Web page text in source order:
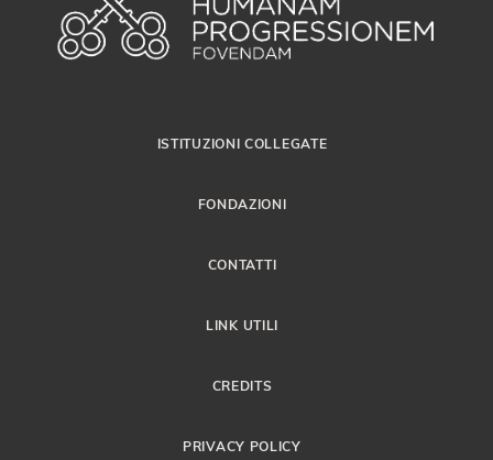
ISTITUZIONI COLLEGATE
FONDAZIONI
CONTATTI
LINK UTILI
CREDITS
PRIVACY POLICY